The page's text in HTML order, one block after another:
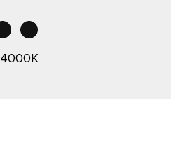
4000K